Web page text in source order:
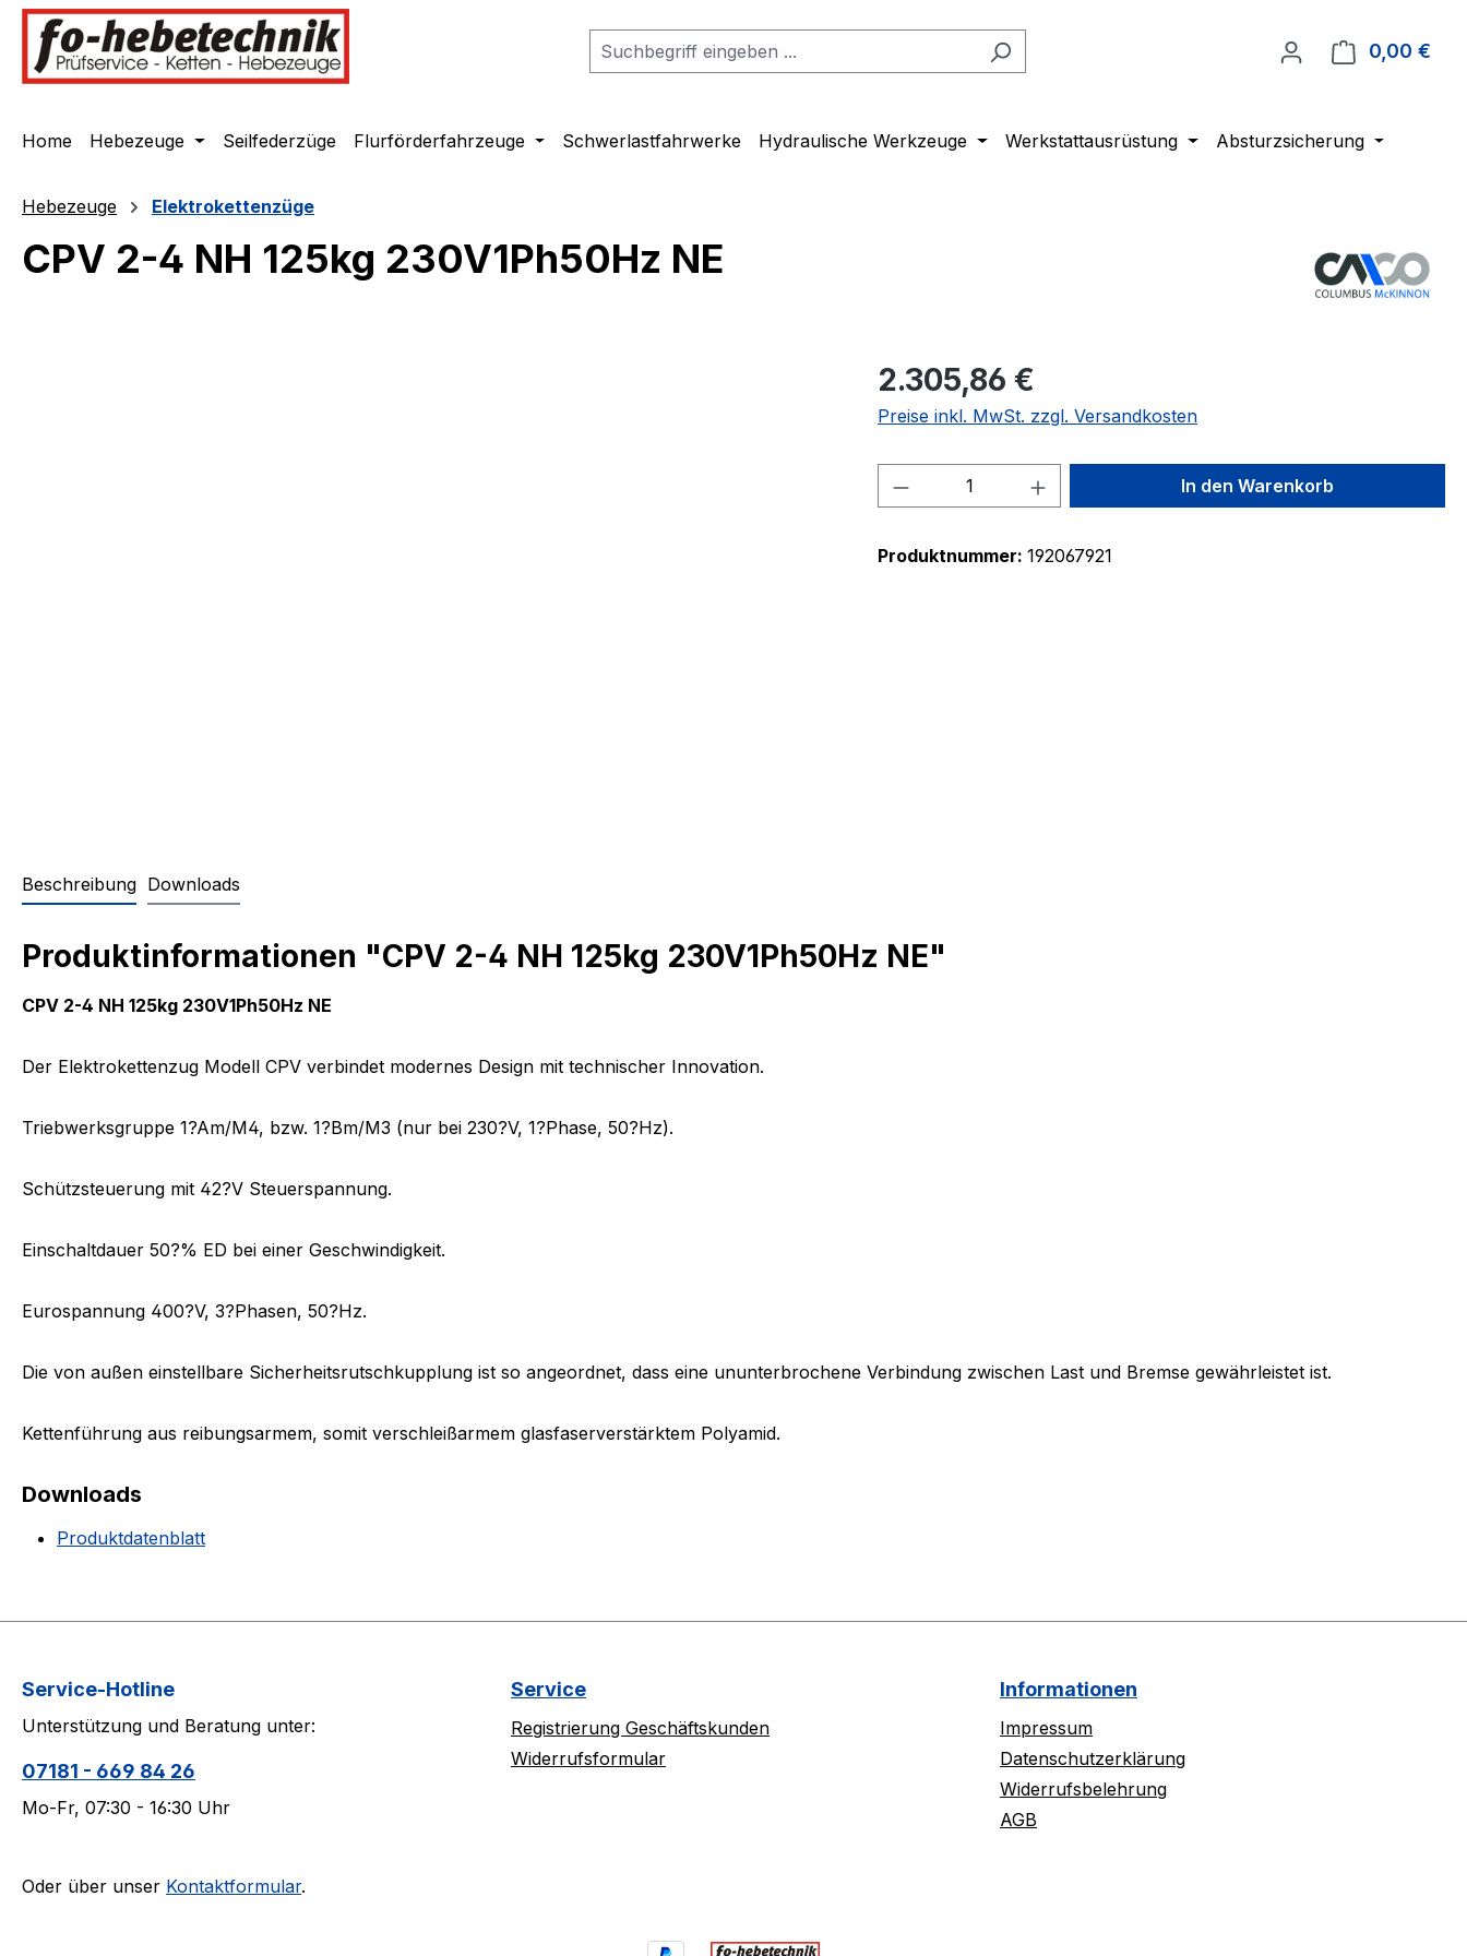
Zur Hauptnavigation springen
0,00 €
Home Hebezeuge Seilfederzüge Flurförderfahrzeuge Schwerlastfahrwerke Hydraulische Werkzeuge Werkstattausrüstung Absturzsicherung
Hebezeuge Elektrokettenzüge
CPV 2-4 NH 125kg 230V1Ph50Hz NE
2.305,86 €
Preise inkl. MwSt. zzgl. Versandkosten
Produkt Anzahl: Gib den gewünschten Wert
In den Warenkorb
Produktnummer: 192067921
Beschreibung Downloads
Produktinformationen "CPV 2-4 NH 125kg 230V1Ph50Hz NE"
CPV 2-4 NH 125kg 230V1Ph50Hz NE
Der Elektrokettenzug Modell CPV verbindet modernes Design mit technischer Innovation.
Triebwerksgruppe 1?Am/M4, bzw. 1?Bm/M3 (nur bei 230?V, 1?Phase, 50?Hz).
Schützsteuerung mit 42?V Steuerspannung.
Einschaltdauer 50?% ED bei einer Geschwindigkeit.
Eurospannung 400?V, 3?Phasen, 50?Hz.
Die von außen einstellbare Sicherheitsrutschkupplung ist so angeordnet, dass eine ununterbrochene Verbindung zwischen Last und Bremse gewährleistet ist.
Kettenführung aus reibungsarmem, somit verschleißarmem glasfaserverstärktem Polyamid.
Downloads
Produktdatenblatt
Service-Hotline
Unterstützung und Beratung unter:
07181 - 669 84 26
Mo-Fr, 07:30 - 16:30 Uhr
Oder über unser Kontaktformular.
Service
Registrierung Geschäftskunden
Widerrufsformular
Informationen
Impressum
Datenschutzerklärung
Widerrufsbelehrung
AGB